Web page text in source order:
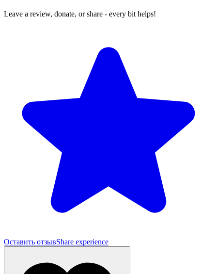
Leave a review, donate, or share - every bit helps!
Оставить отзывShare experience